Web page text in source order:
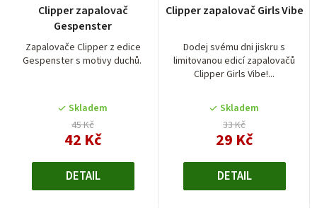
Clipper zapalovač
Gespenster
Zapalovače Clipper z edice
Gespenster s motivy duchů.
Skladem
45 Kč
42 Kč
DETAIL
Clipper zapalovač Girls Vibe
Dodej svému dni jiskru s
limitovanou edicí zapalovačů
Clipper Girls Vibe!...
Skladem
33 Kč
29 Kč
DETAIL